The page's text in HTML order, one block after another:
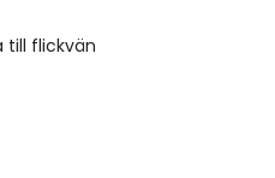
till flickvän